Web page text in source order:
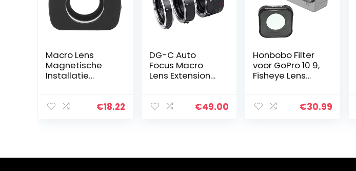
Macro Lens
Magnetische
Installatie
Camera
DJI…
€18.22
DG-C Auto
Focus Macro
Lens Extension
Lengte) voor
€49.00
Honbobo Filter
voor GoPro 10 9,
Fisheye Lens
GoPro 10 9, Lens
€30.99